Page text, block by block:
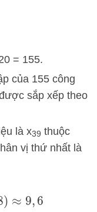
= 155.
của 155 công
sắp xếp theo
là x39 thuộc
vị thứ nhất là